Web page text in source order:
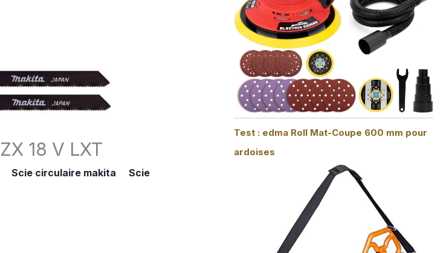
18 V LXT
Scie circulaire makita
Scie
Test : edma Roll Mat-Coupe 600 mm pour
ardoises